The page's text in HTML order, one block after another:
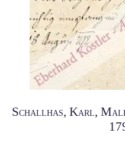
Schallhas, Karl,